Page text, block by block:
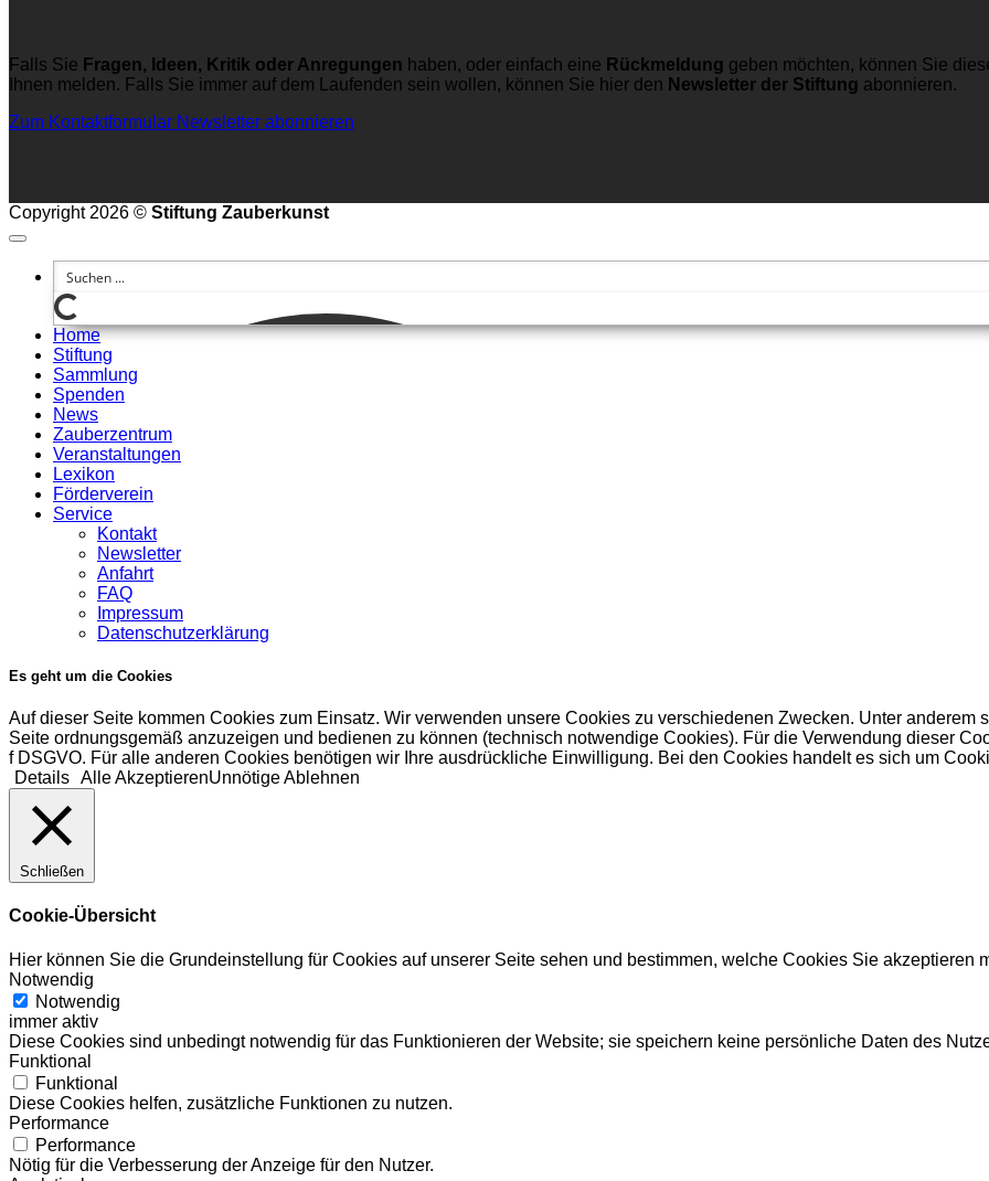
Falls Sie Fragen, Ideen, Kritik oder Anregungen haben, oder einfach eine Rückmeldung geben möchten, können Sie
Ihnen melden. Falls Sie immer auf dem Laufenden sein wollen, können Sie hier den Newsletter der Stiftung abonnieren.
Zum Kontaktformular Newsletter abonnieren
Copyright 2026 © Stiftung Zauberkunst
Home
Stiftung
Sammlung
Spenden
News
Zauberzentrum
Veranstaltungen
Lexikon
Förderverein
Service
Kontakt
Newsletter
Anfahrt
FAQ
Impressum
Datenschutzerklärung
Es geht um die Cookies
Auf dieser Seite kommen Cookies zum Einsatz. Wir verwenden unsere Cookies zu verschiedenen Zwecken. Unter
Seite ordnungsgemäß anzuzeigen und bedienen zu können (technisch notwendige Cookies). Für die Verwendung dieser
f DSGVO. Für alle anderen Cookies benötigen wir Ihre ausdrückliche Einwilligung. Bei den Cookies handelt es sich um
Details Alle AkzeptierenUnnötige Ablehnen
Schließen
Cookie-Übersicht
Hier können Sie die Grundeinstellung für Cookies auf unserer Seite sehen und bestimmen, welche Cookies Sie akzeptieren
Notwendig
Notwendig
immer aktiv
Diese Cookies sind unbedingt notwendig für das Funktionieren der Website; sie speichern keine persönliche Daten des
Funktional
Funktional
Diese Cookies helfen, zusätzliche Funktionen zu nutzen.
Performance
Performance
Nötig für die Verbesserung der Anzeige für den Nutzer.